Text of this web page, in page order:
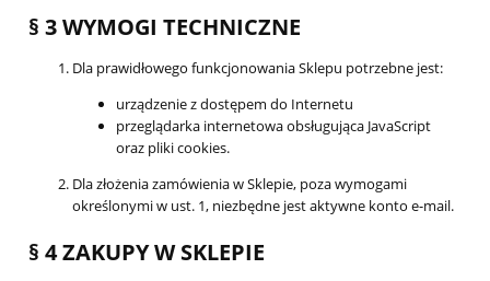
§ 3 WYMOGI TECHNICZNE
Dla prawidłowego funkcjonowania Sklepu potrzebne jest:
urządzenie z dostępem do Internetu
przeglądarka internetowa obsługująca JavaScript
oraz pliki cookies.
Dla złożenia zamówienia w Sklepie, poza wymogami
określonymi w ust. 1, niezbędne jest aktywne konto e-mail.
§ 4 ZAKUPY W SKLEPIE